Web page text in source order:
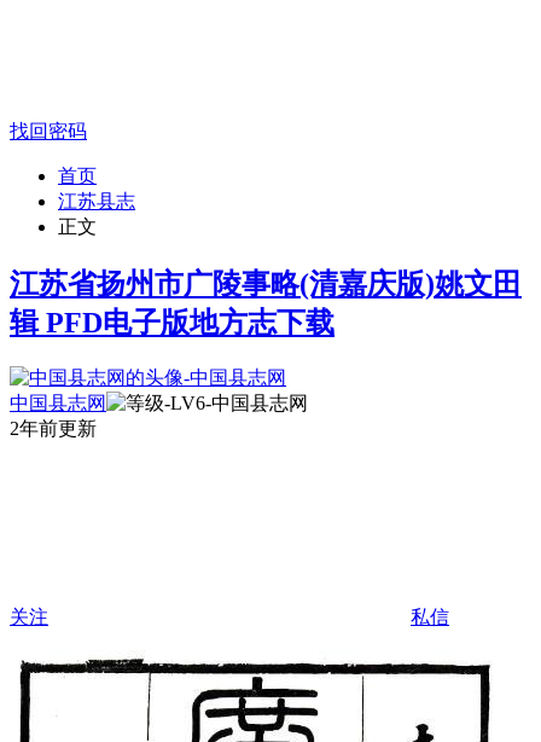
找回密码
首页
江苏县志
正文
江苏省扬州市广陵事略(清嘉庆版)姚文田
辑 PFD电子版地方志下载
中国县志网
2年前更新
关注 私信